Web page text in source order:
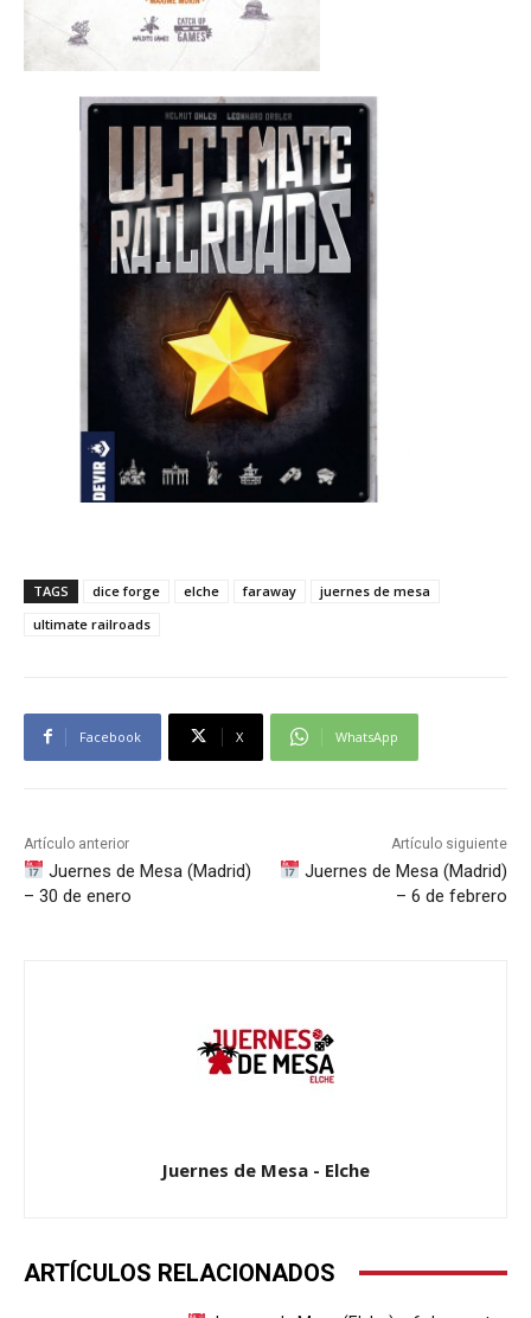
TAGS dice forge elche faraway
juernes de mesa
ultimate railroads
Facebook X WhatsApp
Artículo anterior
Juernes de Mesa (Madrid)
– 30 de enero
Artículo siguiente
Juernes de Mesa (Madrid)
– 6 de febrero
Juernes de Mesa - Elche
ARTÍCULOS RELACIONADOS